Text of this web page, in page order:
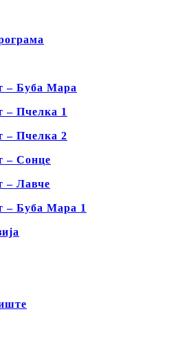
– Буба Мара
– Пчелка 1
– Пчелка 2
– Сонце
– Лавче
– Буба Мара 1